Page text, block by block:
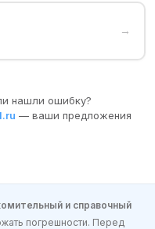
→
нашли ошибку?
— ваши предложения
и справочный
погрешности. Перед